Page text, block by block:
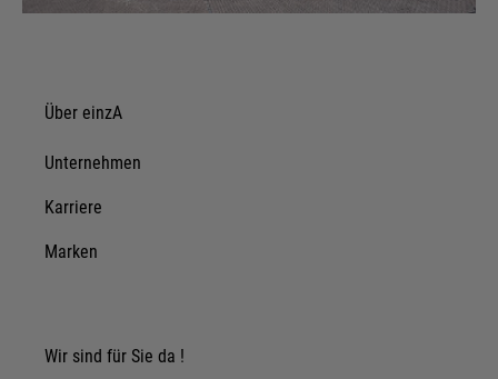
Über einzA
Unternehmen
Karriere
Marken
Wir sind für Sie da !
Details anzeigen